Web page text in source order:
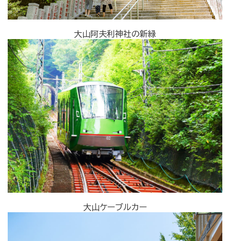
大山阿夫利神社の新緑
大山ケーブルカー